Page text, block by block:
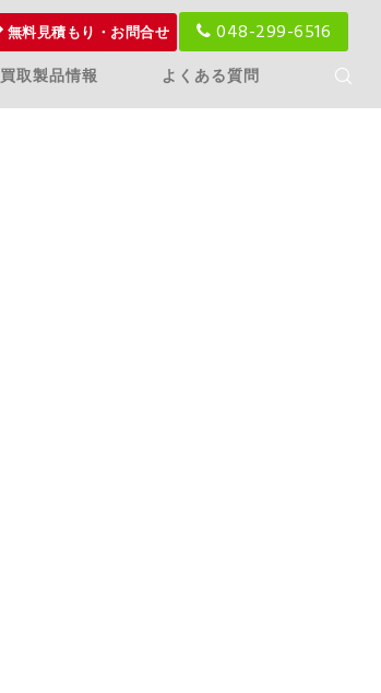
無料見積もり・お問合せ 048-299-6516
買取製品情報 よくある質問